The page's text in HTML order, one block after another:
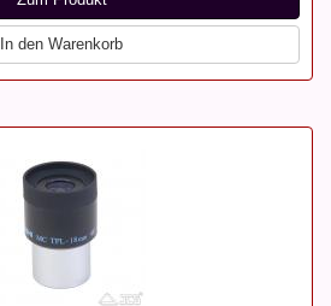
In den Warenkorb